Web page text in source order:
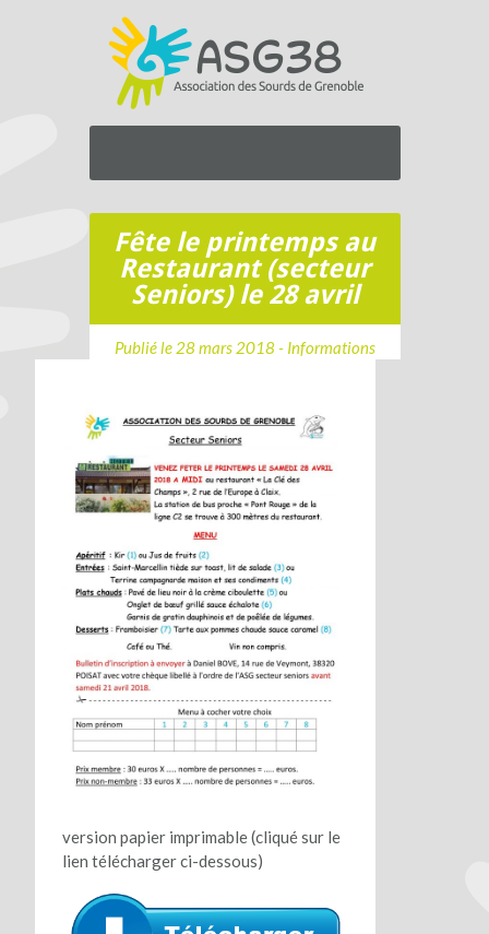
Fête le printemps au
Restaurant (secteur
Seniors) le 28 avril
Publié le 28 mars 2018 - Informations
version papier imprimable (cliqué sur le
lien télécharger ci-dessous)